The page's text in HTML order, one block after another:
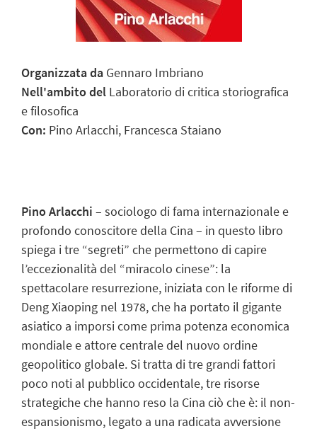
Organizzata da Gennaro Imbriano
Nell'ambito del Laboratorio di critica storiografica
e filosofica
Con: Pino Arlacchi, Francesca Staiano
Pino Arlacchi – sociologo di fama internazionale e
profondo conoscitore della Cina – in questo libro
spiega i tre “segreti” che permettono di capire
l’eccezionalità del “miracolo cinese”: la
spettacolare resurrezione, iniziata con le riforme di
Deng Xiaoping nel 1978, che ha portato il gigante
asiatico a imporsi come prima potenza economica
mondiale e attore centrale del nuovo ordine
geopolitico globale. Si tratta di tre grandi fattori
poco noti al pubblico occidentale, tre risorse
strategiche che hanno reso la Cina ciò che è: il non-
espansionismo, legato a una radicata avversione